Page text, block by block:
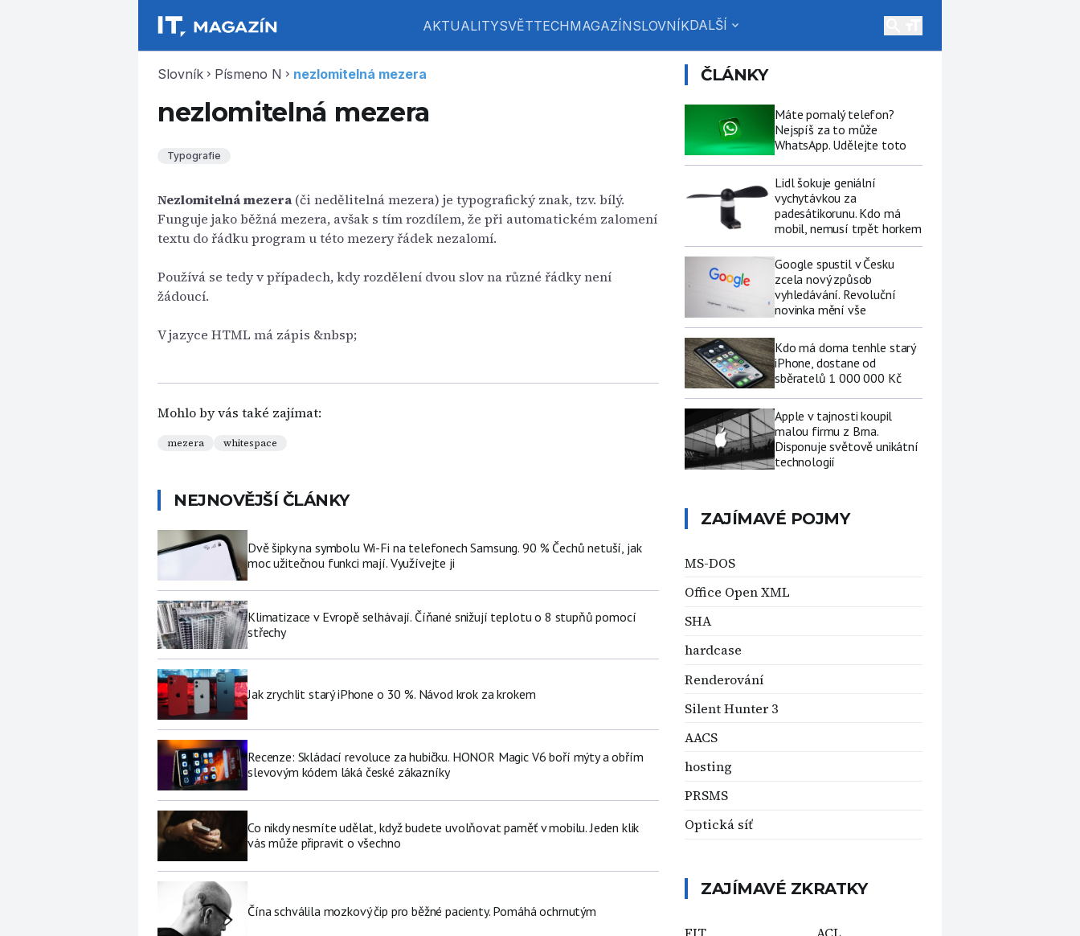
AKTUALITYSVĚTTECHMAGAZÍNSLOVNÍKDALŠÍ expand_more
Slovník chevron_right Písmeno N chevron_right nezlomitelná mezera
nezlomitelná mezera
Typografie
Nezlomitelná mezera (či nedělitelná mezera) je typografický znak, tzv. bílý.
Funguje jako běžná mezera, avšak s tím rozdílem, že při automatickém zalomení
textu do řádku program u této mezery řádek nezalomí.
Používá se tedy v případech, kdy rozdělení dvou slov na různé řádky není
žádoucí.
V jazyce HTML má zápis &nbsp;
Mohlo by vás také zajímat:
mezera whitespace
NEJNOVĚJŠÍ ČLÁNKY
Dvě šipky na symbolu Wi-Fi na telefonech Samsung. 90 % Čechů netuší, jak
moc užitečnou funkci mají. Využívejte ji
Klimatizace v Evropě selhávají. Číňané snižují teplotu o 8 stupňů pomocí
střechy
Jak zrychlit starý iPhone o 30 %. Návod krok za krokem
Recenze: Skládací revoluce za hubičku. HONOR Magic V6 boří mýty a obřím
slevovým kódem láká české zákazníky
Co nikdy nesmíte udělat, když budete uvolňovat paměť v mobilu. Jeden klik
vás může připravit o všechno
Čína schválila mozkový čip pro běžné pacienty. Pomáhá ochrnutým
ČLÁNKY
Máte pomalý telefon?
Nejspíš za to může
WhatsApp. Udělejte toto
Lidl šokuje geniální
vychytávkou za
padesátikorunu. Kdo má
mobil, nemusí trpět horkem
Google spustil v Česku
zcela nový způsob
vyhledávání. Revoluční
novinka mění vše
Kdo má doma tenhle starý
iPhone, dostane od
sběratelů 1 000 000 Kč
Apple v tajnosti koupil
malou firmu z Brna.
Disponuje světově unikátní
technologií
ZAJÍMAVÉ POJMY
MS-DOS
Office Open XML
SHA
hardcase
Renderování
Silent Hunter 3
AACS
hosting
PRSMS
Optická síť
ZAJÍMAVÉ ZKRATKY